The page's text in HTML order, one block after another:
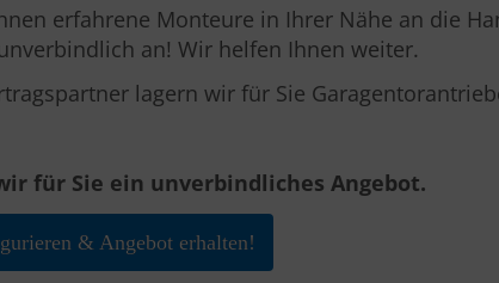
erfahrene Monteure in Ihrer Nähe an die
an! Wir helfen Ihnen weiter.
lagern wir für Sie
für Sie ein unverbindliches Angebot.
& Angebot erhalten!